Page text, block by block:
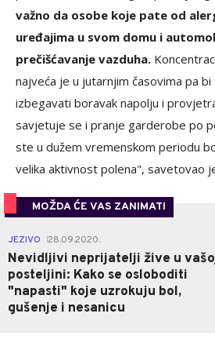
važno da osobe koje pate od
uređajima u svom domu i
prečišćavanje vazduha.
najveća je u jutarnjim časovima pa
izbegavati boravak napolju i
savjetuje se i pranje garderobe po
ste u dužem vremenskom periodu
velika aktivnost polena", savetovao
MOŽDA ĆE VAS ZANIMATI
JEZIVO 28.09.2020.
Nevidljivi neprijatelji žive u
posteljini: Kako se osloboditi
"napasti" koje uzrokuju bol,
gušenje i nesanicu